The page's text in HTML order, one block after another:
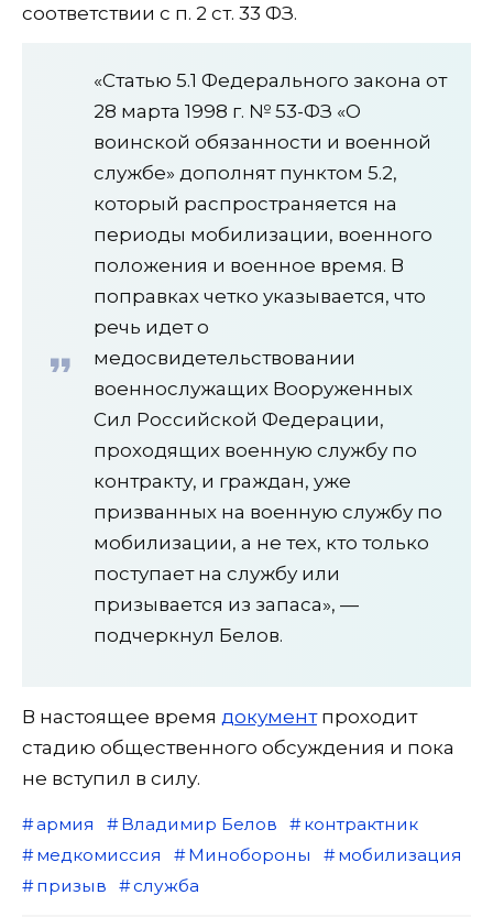
соответствии с п. 2 ст. 33 ФЗ.
«Статью 5.1 Федерального закона от
28 марта 1998 г. № 53-ФЗ «О
воинской обязанности и военной
службе» дополнят пунктом 5.2,
который распространяется на
периоды мобилизации, военного
положения и военное время. В
поправках четко указывается, что
речь идет о
медосвидетельствовании
военнослужащих Вооруженных
Сил Российской Федерации,
проходящих военную службу по
контракту, и граждан, уже
призванных на военную службу по
мобилизации, а не тех, кто только
поступает на службу или
призывается из запаса», —
подчеркнул Белов.
В настоящее время документпроходит
стадию общественного обсуждения и пока
не вступил в силу.
армия Владимир Белов
контрактник
медкомиссия
Минобороны
мобилизация
призыв
служба